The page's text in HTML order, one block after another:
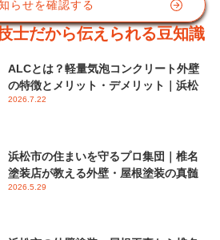
らせを確認する
士だから伝えられる豆知識
ALCとは？軽量気泡コンクリート外壁
の特徴とメリット・デメリット｜浜松
市 椎名塗装店
2026.7.22
浜松市の住まいを守るプロ集団｜椎名
塗装店が教える外壁・屋根塗装の真髄
と失敗しない業者選び
2026.5.29